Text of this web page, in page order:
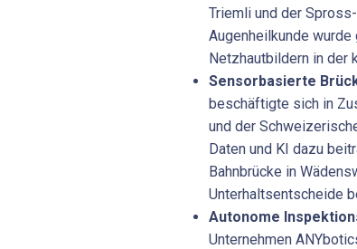
Triemli und der
Augenheilkunde
Netzhautbildern in der
Sensorbasierte
beschäftigte sich in
und der
Daten und KI dazu
Bahnbrücke in
Unterhaltsentscheide
Autonome
Unternehmen